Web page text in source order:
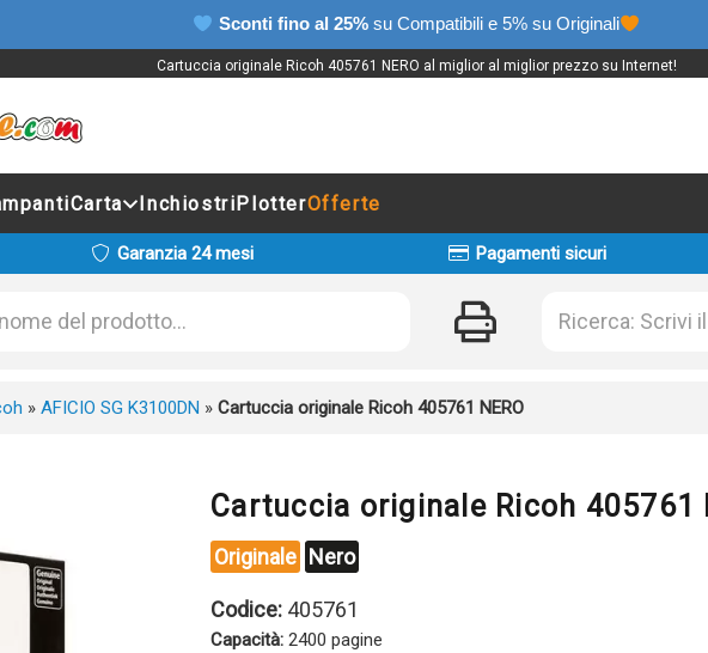
Sconti fino al 25% su Compatibili e 5% su Originali
Cartuccia originale Ricoh 405761 NERO al miglior al miglior prezzo su Internet!
Carta InchiostriPlotterOfferte
Garanzia 24 mesi Pagamenti sicuri
» AFICIO SG K3100DN » Cartuccia originale Ricoh 405761 NERO
Cartuccia originale Ricoh 405761
Originale Nero
Codice: 405761
Capacità: 2400 pagine